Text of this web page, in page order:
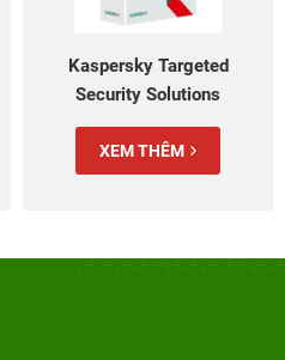
Kaspersky Targeted
Security Solutions
XEM THÊM